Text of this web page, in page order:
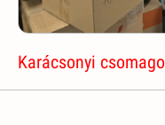
Karácsonyi